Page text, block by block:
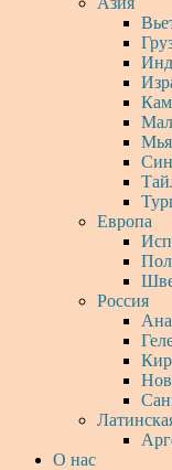
Европа
Россия
О нас